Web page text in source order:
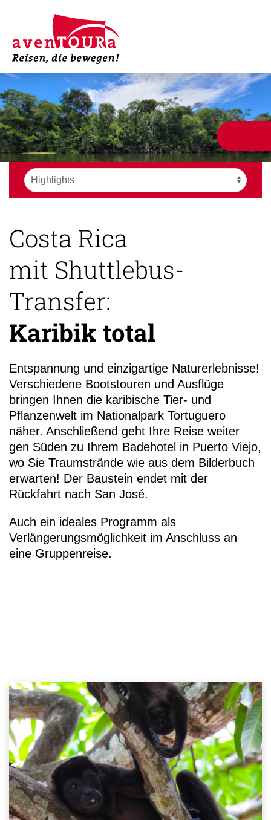
Costa Rica
mit Shuttlebus-
Transfer:
Karibik total
Entspannung und einzigartige Naturerlebnisse!
Verschiedene Bootstouren und Ausflüge
bringen Ihnen die karibische Tier- und
Pflanzenwelt im Nationalpark Tortuguero
näher. Anschließend geht Ihre Reise weiter
gen Süden zu Ihrem Badehotel in Puerto Viejo,
wo Sie Traumstrände wie aus dem Bilderbuch
erwarten! Der Baustein endet mit der
Rückfahrt nach San José.
Auch ein ideales Programm als
Verlängerungsmöglichkeit im Anschluss an
eine Gruppenreise.
18